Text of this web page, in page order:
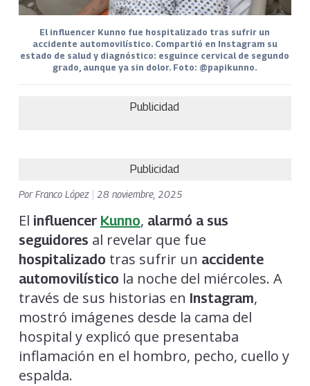
El influencer Kunno fue hospitalizado tras sufrir un
accidente automovilístico. Compartió en Instagram su
estado de salud y diagnóstico: esguince cervical de segundo
grado, aunque ya sin dolor. Foto: @papikunno.
Publicidad
Publicidad
PorFranco López 28 noviembre, 2025
El influencer Kunno, alarmó a sus
seguidores al revelar que fue
hospitalizado tras sufrir un accidente
automovilístico la noche del miércoles. A
través de sus historias en Instagram,
mostró imágenes desde la cama del
hospital y explicó que presentaba
inflamación en el hombro, pecho, cuello y
espalda.